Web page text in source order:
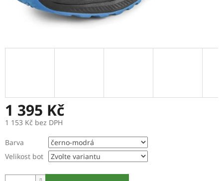
1 395 Kč
1 153 Kč bez DPH
cena:
Barva
Velikost bot